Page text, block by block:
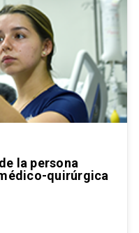
la persona
quirúrgica